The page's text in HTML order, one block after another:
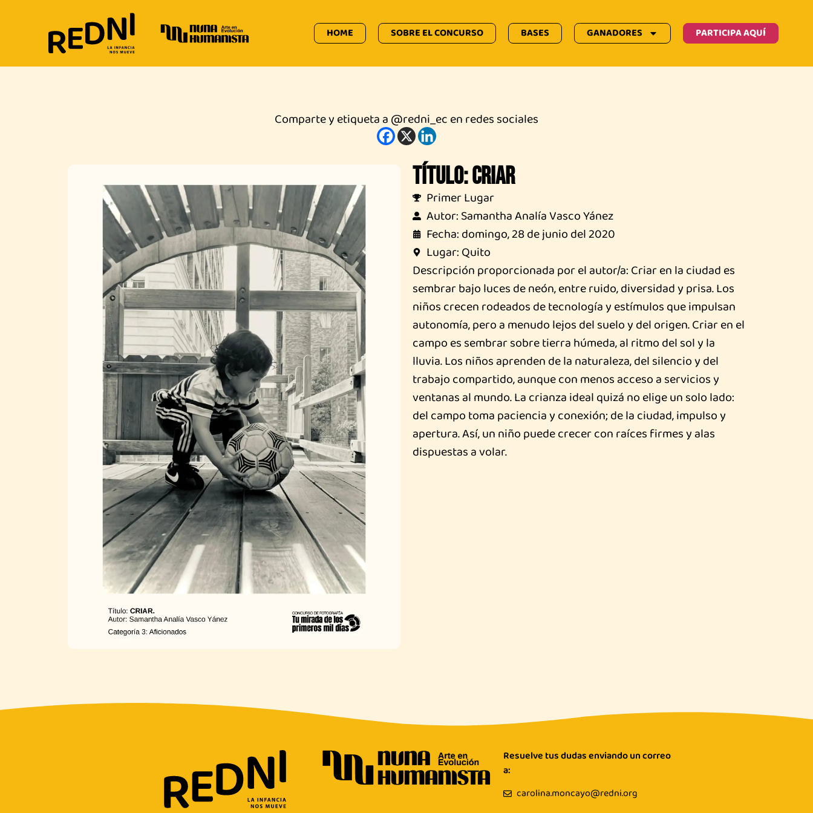
HOME SOBRE EL CONCURSO BASES GANADORES PARTICIPA AQUÍ
Comparte y etiqueta a @redni_ec en redes sociales
Título: CRIAR
Primer Lugar
Autor: Samantha Analía Vasco Yánez
Fecha: domingo, 28 de junio del 2020
Lugar: Quito
Descripción proporcionada por el autor/a: Criar en la ciudad es
sembrar bajo luces de neón, entre ruido, diversidad y prisa. Los
niños crecen rodeados de tecnología y estímulos que impulsan
autonomía, pero a menudo lejos del suelo y del origen. Criar en el
campo es sembrar sobre tierra húmeda, al ritmo del sol y la
lluvia. Los niños aprenden de la naturaleza, del silencio y del
trabajo compartido, aunque con menos acceso a servicios y
ventanas al mundo. La crianza ideal quizá no elige un solo lado:
del campo toma paciencia y conexión; de la ciudad, impulso y
apertura. Así, un niño puede crecer con raíces firmes y alas
dispuestas a volar.
Resuelve tus dudas enviando un correo
a:
carolina.moncayo@redni.org